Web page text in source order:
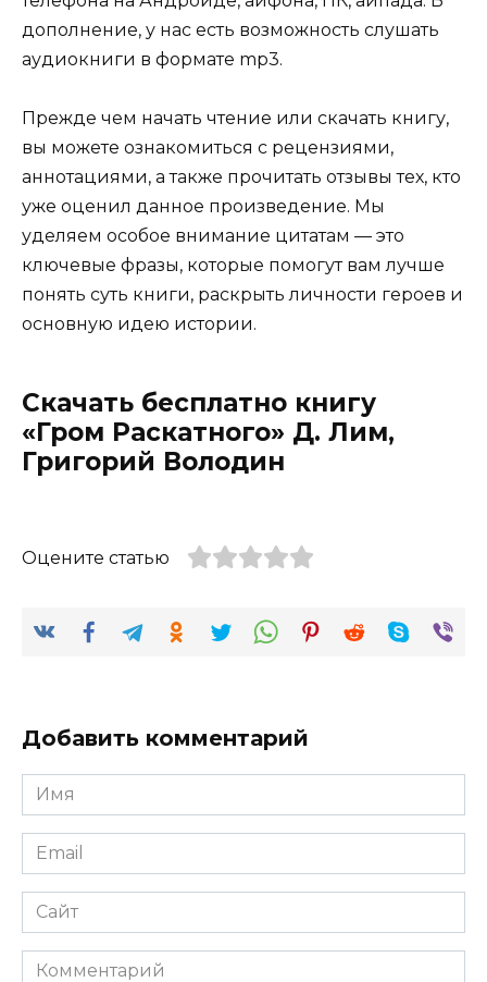
дополнение, у нас есть возможность слушать
аудиокниги в формате mp3.
Прежде чем начать чтение или скачать книгу,
вы можете ознакомиться с рецензиями,
аннотациями, а также прочитать отзывы тех, кто
уже оценил данное произведение. Мы
уделяем особое внимание цитатам — это
ключевые фразы, которые помогут вам лучше
понять суть книги, раскрыть личности героев и
основную идею истории.
Скачать бесплатно книгу
«Гром Раскатного» Д. Лим,
Григорий Володин
Оцените статью
Добавить комментарий
Имя
*
Email
*
Сайт
Комментарий